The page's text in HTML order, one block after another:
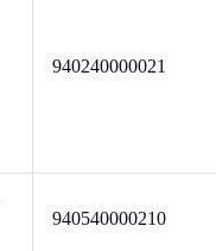
940240000021
940540000210